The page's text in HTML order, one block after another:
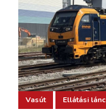
Vasút Ellátási lánc